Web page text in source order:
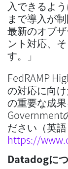
入できるよ
まで導入が
最新のオブ
ント対応、
す。」
FedRAMP
の対応に向
の重要な成
Government
ださい（英語
https://
Datadogに